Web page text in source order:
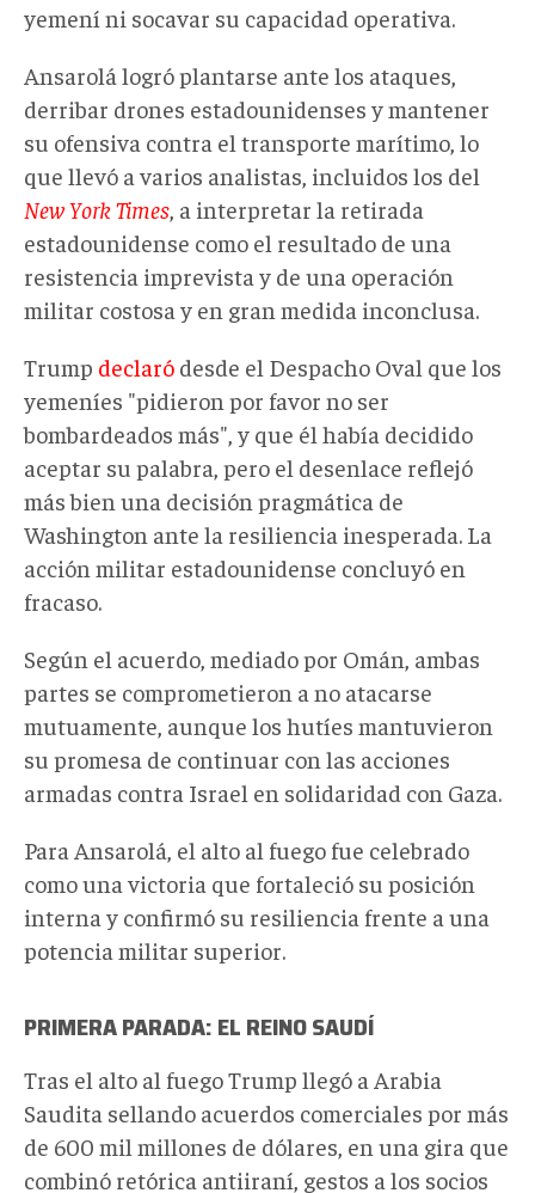
yemení ni socavar su capacidad operativa.
Ansarolá logró plantarse ante los ataques,
derribar drones estadounidenses y mantener
su ofensiva contra el transporte marítimo, lo
que llevó a varios analistas incluidos los del
New York Times a interpretar la retirada
estadounidense como el resultado de una
resistencia imprevista y de una operación
militar costosa y en gran medida inconclusa.
Trump declaró desde el Despacho Oval que los
yemeníes "pidieron por favor no ser
bombardeados más", y que él había decidido
aceptar su palabra , pero el desenlace reflejó
más bien una decisión pragmática de
Washington ante la resiliencia inesperada. La
acción militar estadounidense concluyó en
fracaso.
Según el acuerdo, mediado por Omán, ambas
partes se comprometieron a no atacarse
mutuamente, aunque los hutíes mantuvieron
su promesa de continuar con las acciones
armadas contra Israel en solidaridad con Gaza.
Para Ansarolá, el alto al fuego fue celebrado
como una victoria que fortaleció su posición
interna y confirmó su resiliencia frente a una
potencia militar superior.
PRIMERA PARADA: EL REINO SAUDÍ
Tras el alto al fuegoTrump llegó a Arabia
Saudita sellando acuerdos comerciales por más
de 600 mil millones de dólares, en una gira que
combinó retórica antiiraní, gestos a los socios